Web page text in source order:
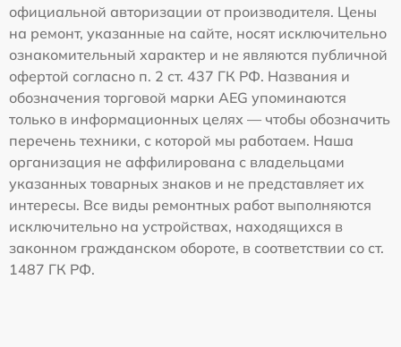
официальной авторизации от производителя. Цены
на ремонт, указанные на сайте, носят исключительно
ознакомительный характер и не являются публичной
офертой согласно п. 2 ст. 437 ГК РФ. Названия и
обозначения торговой марки AEG упоминаются
только в информационных целях — чтобы обозначить
перечень техники, с которой мы работаем. Наша
организация не аффилирована с владельцами
указанных товарных знаков и не представляет их
интересы. Все виды ремонтных работ выполняются
исключительно на устройствах, находящихся в
законном гражданском обороте, в соответствии со ст.
1487 ГК РФ.